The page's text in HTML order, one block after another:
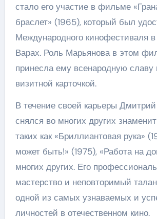
стало его участие в фильме
браслет» (1965), который был
Международного кинофестиваля
Варах. Роль Марьянова в этом
принесла ему всенародную славу
визитной карточкой.
В течение своей карьеры
снялся во многих других
таких как «Бриллиантовая рука»
может быть!» (1975), «Работа на
многих других. Его
мастерство и неповторимый
одной из самых узнаваемых и
личностей в отечественном кино.